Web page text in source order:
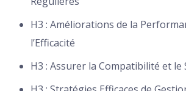
H3 : Améliorations de la
l’Efficacité
H3 : Assurer la Compatibilité et